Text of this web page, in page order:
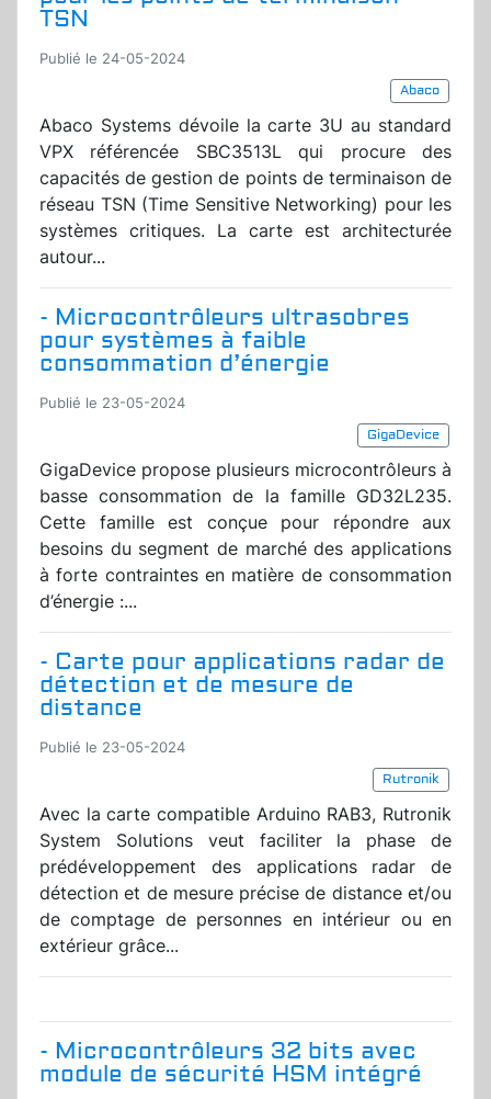
TSN
Publié le 24-05-2024
Abaco
Abaco Systems dévoile la carte 3U au standard
VPX référencée SBC3513L qui procure des
capacités de gestion de points de terminaison de
réseau TSN (Time Sensitive Networking) pour les
systèmes critiques. La carte est architecturée
autour...
- Microcontrôleurs ultrasobres
pour systèmes à faible
consommation d’énergie
Publié le 23-05-2024
GigaDevice
GigaDevice propose plusieurs microcontrôleurs à
basse consommation de la famille GD32L235.
Cette famille est conçue pour répondre aux
besoins du segment de marché des applications
à forte contraintes en matière de consommation
d’énergie :...
- Carte pour applications radar de
détection et de mesure de
distance
Publié le 23-05-2024
Rutronik
Avec la carte compatible Arduino RAB3, Rutronik
System Solutions veut faciliter la phase de
prédéveloppement des applications radar de
détection et de mesure précise de distance et/ou
de comptage de personnes en intérieur ou en
extérieur grâce...
- Microcontrôleurs 32 bits avec
module de sécurité HSM intégré